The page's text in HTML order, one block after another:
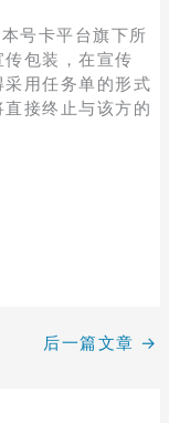
号卡平台旗下所
包装，在宣传
用任务单的形式
接终止与该方的
盟
后一篇文章 →